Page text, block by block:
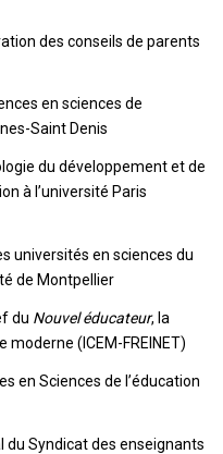
des conseils de parents
en sciences de
Saint Denis
du développement et de
à l’université Paris
universités en sciences du
de Montpellier
du Nouvel éducateur, la
moderne (ICEM-FREINET)
en Sciences de l’éducation
Syndicat des enseignants